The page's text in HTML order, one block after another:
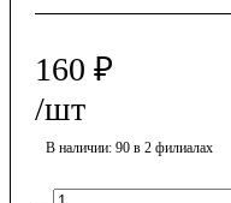
160 ₽
/шт
В наличии: 90 в 2 филиалах